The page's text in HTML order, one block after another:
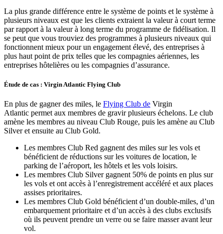
La plus grande différence entre le système de points et le système à
plusieurs niveaux est que les clients extraient la valeur à court terme
par rapport à la valeur à long terme du programme de fidélisation. Il
se peut que vous trouviez des programmes à plusieurs niveaux qui
fonctionnent mieux pour un engagement élevé, des entreprises à
plus haut point de prix telles que les compagnies aériennes, les
entreprises hôtelières ou les compagnies d’assurance.
Étude de cas : Virgin Atlantic Flying Club
En plus de gagner des miles, le Flying Club de Virgin
Atlantic permet aux membres de gravir plusieurs échelons. Le club
amène les membres au niveau Club Rouge, puis les amène au Club
Silver et ensuite au Club Gold.
Les membres Club Red gagnent des miles sur les vols et
bénéficient de réductions sur les voitures de location, le
parking de l’aéroport, les hôtels et les vols loisirs.
Les membres Club Silver gagnent 50% de points en plus sur
les vols et ont accès à l’enregistrement accéléré et aux places
assises prioritaires.
Les membres Club Gold bénéficient d’un double-miles, d’un
embarquement prioritaire et d’un accès à des clubs exclusifs
où ils peuvent prendre un verre ou se faire masser avant leur
vol.